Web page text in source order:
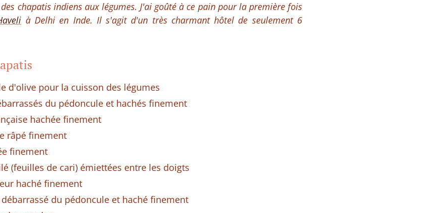
chapatis indiens aux légumes. J'ai goûté à ce pain pour la première fois
à Delhi en Inde. Il s'agit d'un très charmant hôtel de seulement 6
d'olive pour la cuisson des légumes
du pédoncule et hachés finement
hachée finement
râpé finement
finement
(feuilles de cari) émiettées entre les doigts
haché finement
du pédoncule et haché finement